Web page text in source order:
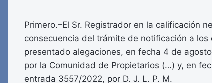
Primero.–El Sr. Registrador en la calificación
consecuencia del trámite de notificación a
presentado alegaciones, en fecha 4 de
por la Comunidad de Propietarios (…) y, en
entrada 3557/2022, por D. J. L. P. M.